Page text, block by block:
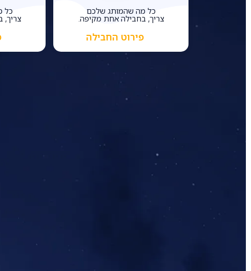
כל מה שהמותג שלכם
צריך, בחבילה אחת מקיפה.
פירוט החבילה
כל
צריך,